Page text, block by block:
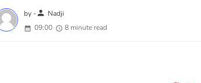
by -person Nadji
09:00
8 minute read